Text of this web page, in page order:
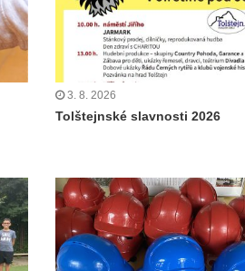
3. 8. 2026
Tolštejnské slavnosti 2026